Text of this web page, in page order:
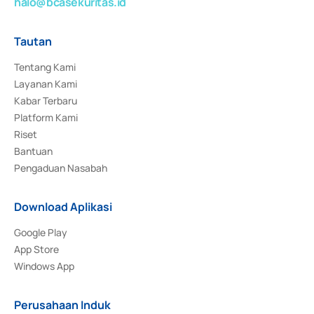
Tautan
Tentang Kami
Layanan Kami
Kabar Terbaru
Platform Kami
Riset
Bantuan
Pengaduan Nasabah
Download Aplikasi
Google Play
App Store
Windows App
Perusahaan Induk